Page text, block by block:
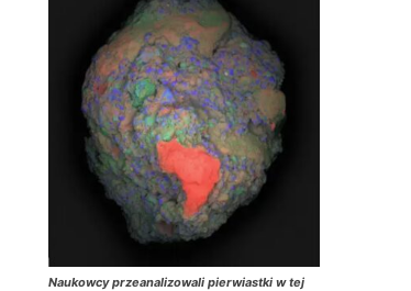
Naukowcy przeanalizowali pierwiastki w tej